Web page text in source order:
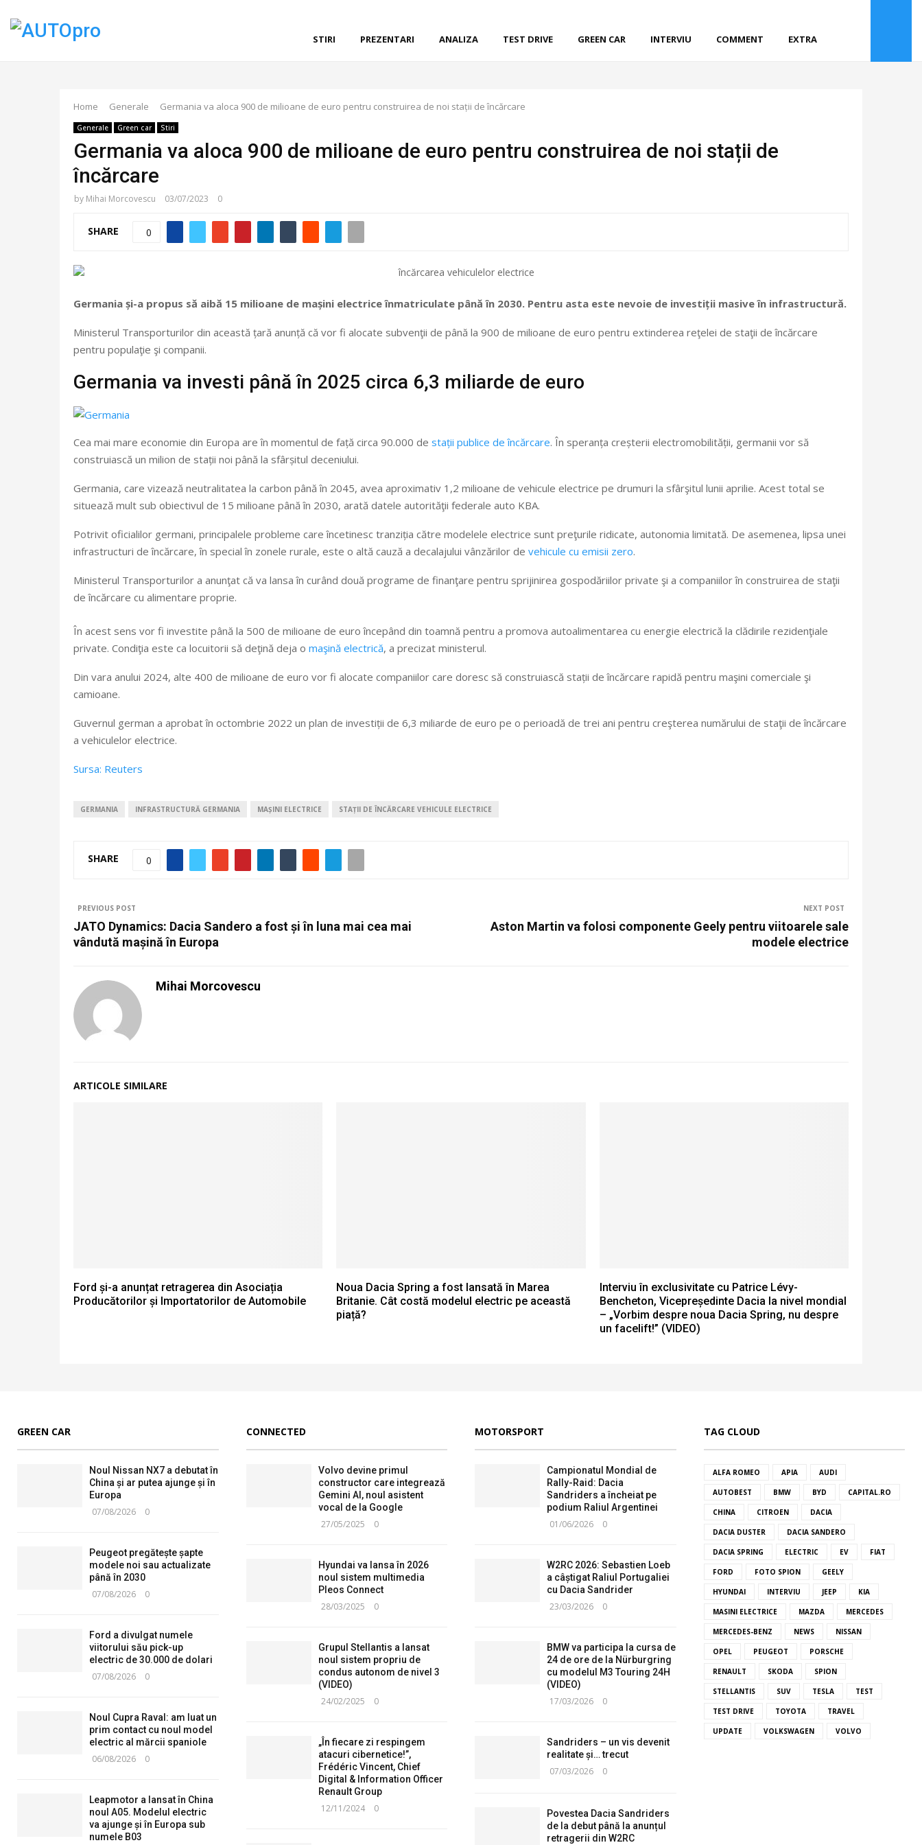
STIRI PREZENTARI ANALIZA TEST DRIVE GREEN CAR INTERVIU COMMENT EXTRA
Home Generale Germania va aloca 900 de milioane de euro pentru construirea de noi stații de încărcare
Generale Green car Stiri
Germania va aloca 900 de milioane de euro pentru construirea de noi stații de
încărcare
by Mihai Morcovescu 03/07/2023 0
SHARE 0
Germania și-a propus să aibă 15 milioane de mașini electrice înmatriculate până în 2030. Pentru asta este nevoie de investiții masive în infrastructură.
Ministerul Transporturilor din această țară anunță că vor fi alocate subvenţii de până la 900 de milioane de euro pentru extinderea reţelei de staţii de încărcare
pentru populaţie şi companii.
Germania va investi până în 2025 circa 6,3 miliarde de euro
Cea mai mare economie din Europa are în momentul de față circa 90.000 de stații publice de încărcare. În speranța creșterii electromobilității, germanii vor să
construiască un milion de stații noi până la sfârșitul deceniului.
Germania, care vizează neutralitatea la carbon până în 2045, avea aproximativ 1,2 milioane de vehicule electrice pe drumuri la sfârşitul lunii aprilie. Acest total se
situează mult sub obiectivul de 15 milioane până în 2030, arată datele autorităţii federale auto KBA.
Potrivit oficialilor germani, principalele probleme care încetinesc tranziția către modelele electrice sunt preţurile ridicate, autonomia limitată. De asemenea, lipsa unei
infrastructuri de încărcare, în special în zonele rurale, este o altă cauză a decalajului vânzărilor de vehicule cu emisii zero.
Ministerul Transporturilor a anunţat că va lansa în curând două programe de finanţare pentru sprijinirea gospodăriilor private şi a companiilor în construirea de staţii
de încărcare cu alimentare proprie.
În acest sens vor fi investite până la 500 de milioane de euro începând din toamnă pentru a promova autoalimentarea cu energie electrică la clădirile rezidenţiale
private. Condiţia este ca locuitorii să deţină deja o maşină electrică, a precizat ministerul.
Din vara anului 2024, alte 400 de milioane de euro vor fi alocate companiilor care doresc să construiască stații de încărcare rapidă pentru maşini comerciale şi
camioane.
Guvernul german a aprobat în octombrie 2022 un plan de investiții de 6,3 miliarde de euro pe o perioadă de trei ani pentru creşterea numărului de staţii de încărcare
a vehiculelor electrice.
Sursa: Reuters
GERMANIA INFRASTRUCTURĂ GERMANIA MAȘINI ELECTRICE STAȚII DE ÎNCĂRCARE VEHICULE ELECTRICE
SHARE 0
PREVIOUS POST
JATO Dynamics: Dacia Sandero a fost și în luna mai cea mai
vândută mașină în Europa
NEXT POST
Aston Martin va folosi componente Geely pentru viitoarele sale
modele electrice
Mihai Morcovescu
ARTICOLE SIMILARE
Ford și-a anunțat retragerea din Asociația
Producătorilor și Importatorilor de Automobile
Noua Dacia Spring a fost lansată în Marea
Britanie. Cât costă modelul electric pe această
piață?
Interviu în exclusivitate cu Patrice Lévy-
Bencheton, Vicepreședinte Dacia la nivel mondial
– „Vorbim despre noua Dacia Spring, nu despre
un facelift!” (VIDEO)
GREEN CAR
Noul Nissan NX7 a debutat în
China și ar putea ajunge și în
Europa
07/08/2026 0
Peugeot pregătește șapte
modele noi sau actualizate
până în 2030
07/08/2026 0
Ford a divulgat numele
viitorului său pick-up
electric de 30.000 de dolari
07/08/2026 0
Noul Cupra Raval: am luat un
prim contact cu noul model
electric al mărcii spaniole
06/08/2026 0
Leapmotor a lansat în China
noul A05. Modelul electric
va ajunge și în Europa sub
numele B03
CONNECTED
Volvo devine primul
constructor care integrează
Gemini AI, noul asistent
vocal de la Google
27/05/2025 0
Hyundai va lansa în 2026
noul sistem multimedia
Pleos Connect
28/03/2025 0
Grupul Stellantis a lansat
noul sistem propriu de
condus autonom de nivel 3
(VIDEO)
24/02/2025 0
„În fiecare zi respingem
atacuri cibernetice!”,
Frédéric Vincent, Chief
Digital & Information Officer
Renault Group
12/11/2024 0
MOTORSPORT
Campionatul Mondial de
Rally-Raid: Dacia
Sandriders a încheiat pe
podium Raliul Argentinei
01/06/2026 0
W2RC 2026: Sebastien Loeb
a câștigat Raliul Portugaliei
cu Dacia Sandrider
23/03/2026 0
BMW va participa la cursa de
24 de ore de la Nürburgring
cu modelul M3 Touring 24H
(VIDEO)
17/03/2026 0
Sandriders – un vis devenit
realitate și… trecut
07/03/2026 0
Povestea Dacia Sandriders
de la debut până la anunțul
retragerii din W2RC
TAG CLOUD
ALFA ROMEO APIA AUDI
AUTOBEST BMW BYD CAPITAL.RO
CHINA CITROEN DACIA
DACIA DUSTER DACIA SANDERO
DACIA SPRING ELECTRIC EV FIAT
FORD FOTO SPION GEELY
HYUNDAI INTERVIU JEEP KIA
MASINI ELECTRICE MAZDA MERCEDES
MERCEDES-BENZ NEWS NISSAN
OPEL PEUGEOT PORSCHE
RENAULT SKODA SPION
STELLANTIS SUV TESLA TEST
TEST DRIVE TOYOTA TRAVEL
UPDATE VOLKSWAGEN VOLVO